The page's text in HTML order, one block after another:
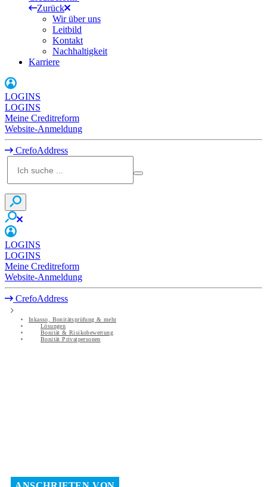
Zurück
Wir über uns
Leitbild
Kontakt
Nachhaltigkeit
Karriere
LOGINS
LOGINS
Meine Creditreform
Website-Anmeldung
CrefoAddress
LOGINS
LOGINS
Meine Creditreform
Website-Anmeldung
CrefoAddress
Inkasso, Bonitätsprüfung & mehr
Lösungen
Bonität & Risikobewertung
Bonität Privatpersonen